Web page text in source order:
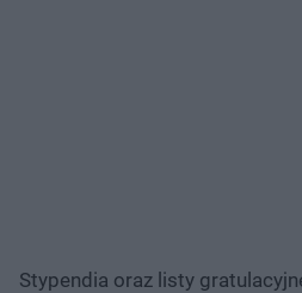
Stypendia oraz listy